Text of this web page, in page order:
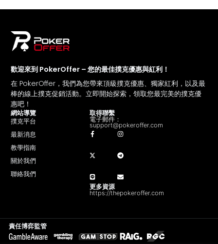
歡迎來到 PokerOffer – 您的最佳撲克優惠與紅利！
在 PokerOffer，我們為您帶來頂級撲克優惠、獨家紅利，以及最
棒的線上撲克促銷活動。立即開始探索，領取您最完美的撲克優
惠吧！
網站導覽
撲克平台
最新消息
教學指南
關於我們
聯絡我們
取得聯繫
電子郵件：
support@pokeroffer.com
更多資源
https://thepokeroffer.com
責任博弈監管